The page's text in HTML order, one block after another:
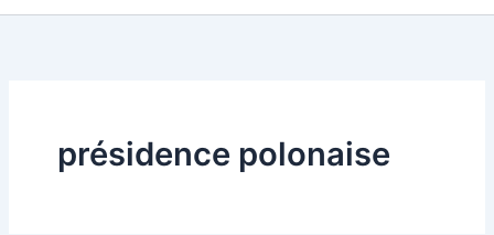
présidence polonaise